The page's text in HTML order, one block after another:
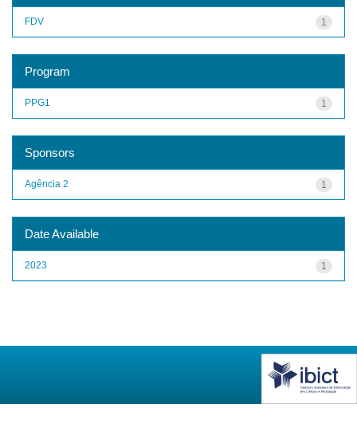
1
FDV
Program
1
PPG1
Sponsors
1
Agência 2
Date Available
1
2023